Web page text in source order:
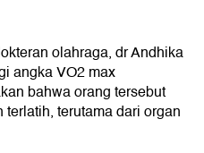
olahraga, dr Andhika
angka VO2 max
bahwa orang tersebut
terutama dari organ